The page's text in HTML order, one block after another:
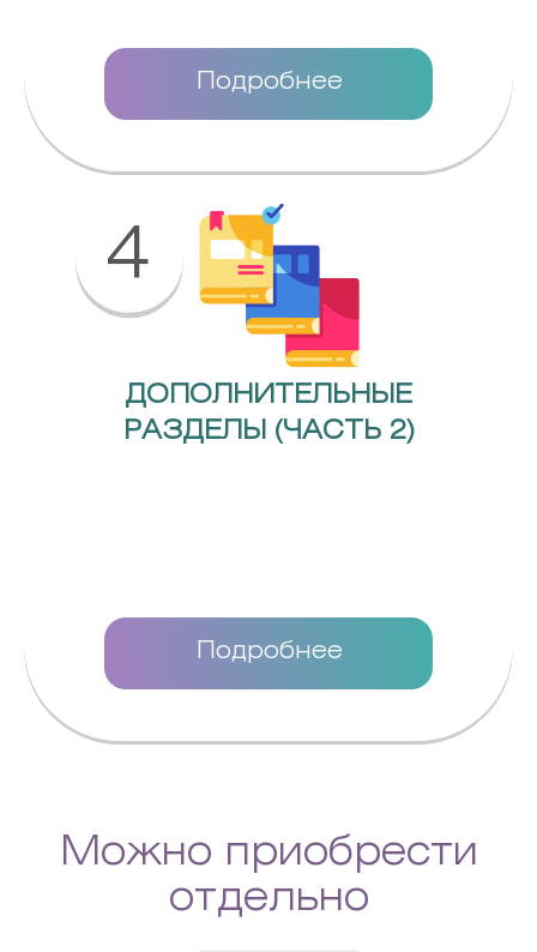
Подробнее
4
ДОПОЛНИТЕЛЬНЫЕ
РАЗДЕЛЫ (ЧАСТЬ 2)
Подробнее
Можно приобрести
отдельно